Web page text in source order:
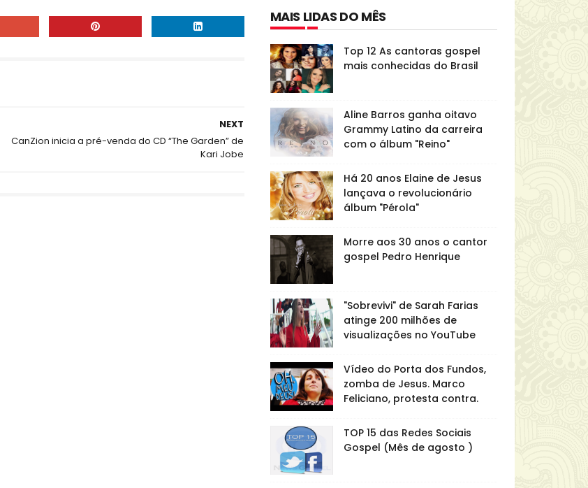
NEXT
CanZion inicia a pré-venda do CD “The Garden” de
Kari Jobe
MAIS LIDAS DO MÊS
Top 12 As cantoras gospel
mais conhecidas do Brasil
Aline Barros ganha oitavo
Grammy Latino da carreira
com o álbum "Reino"
Há 20 anos Elaine de Jesus
lançava o revolucionário
álbum "Pérola"
Morre aos 30 anos o cantor
gospel Pedro Henrique
"Sobrevivi" de Sarah Farias
atinge 200 milhões de
visualizações no YouTube
Vídeo do Porta dos Fundos,
zomba de Jesus. Marco
Feliciano, protesta contra.
TOP 15 das Redes Sociais
Gospel (Mês de agosto )